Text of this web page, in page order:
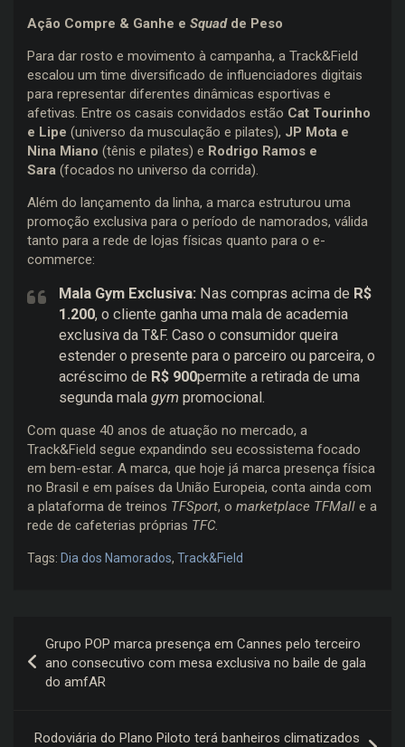
Ação Compre & Ganhe e Squadde Peso
Para dar rosto e movimento à campanha, a Track&Field
escalou um time diversificado de influenciadores digitais
para representar diferentes dinâmicas esportivas e
afetivas. Entre os casais convidados estão Cat Tourinho
e Lipe (universo da musculação e pilates), JP Mota e
Nina Miano (tênis e pilates) e Rodrigo Ramos e
Sara (focados no universo da corrida).
Além do lançamento da linha, a marca estruturou uma
promoção exclusiva para o período de namorados, válida
tanto para a rede de lojas físicas quanto para o e-
commerce:
Mala Gym Exclusiva: Nas compras acima de R$
1.200, o cliente ganha uma mala de academia
exclusiva da T&F. Caso o consumidor queira
estender o presente para o parceiro ou parceira, o
acréscimo de R$ 900permite a retirada de uma
segunda mala gym promocional.
Com quase 40 anos de atuação no mercado, a
Track&Field segue expandindo seu ecossistema focado
em bem-estar. A marca, que hoje já marca presença física
no Brasil e em países da União Europeia, conta ainda com
a plataforma de treinos TFSport, o marketplace TFMall e a
rede de cafeterias próprias TFC.
Tags: Dia dos Namorados, Track&Field
de
Post
Grupo POP marca presença em Cannes pelo terceiro
ano consecutivo com mesa exclusiva no baile de gala
do amfAR
Rodoviária do Plano Piloto terá banheiros climatizados